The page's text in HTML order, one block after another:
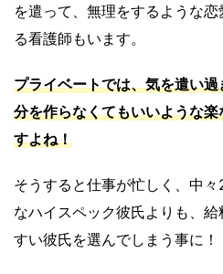
を遣って、無理をするような
る看護師もいます。
プライベートでは、気を遣い過
分を作らなくてもいいような楽
すよね！
そうすると仕事が忙しく、中
なハイスペック彼氏よりも、
すい彼氏を選んでしまう事に！